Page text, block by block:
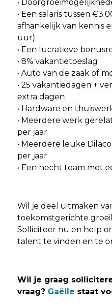
•
• Een salaris tussen
afhankelijk van kennis
uur)
• Een lucratieve
• 8% vakantietoeslag
• Auto van de zaak of
• 25 vakantiedagen +
extra dagen
• Hardware en
• Meerdere werk
per jaar
• Meerdere leuke
per jaar
• Een hecht team met
Wil je deel uitmaken
toekomstgerichte
Solliciteer nu en help
talent te vinden en te
Wil je graag
vraag? Gaëlle staat